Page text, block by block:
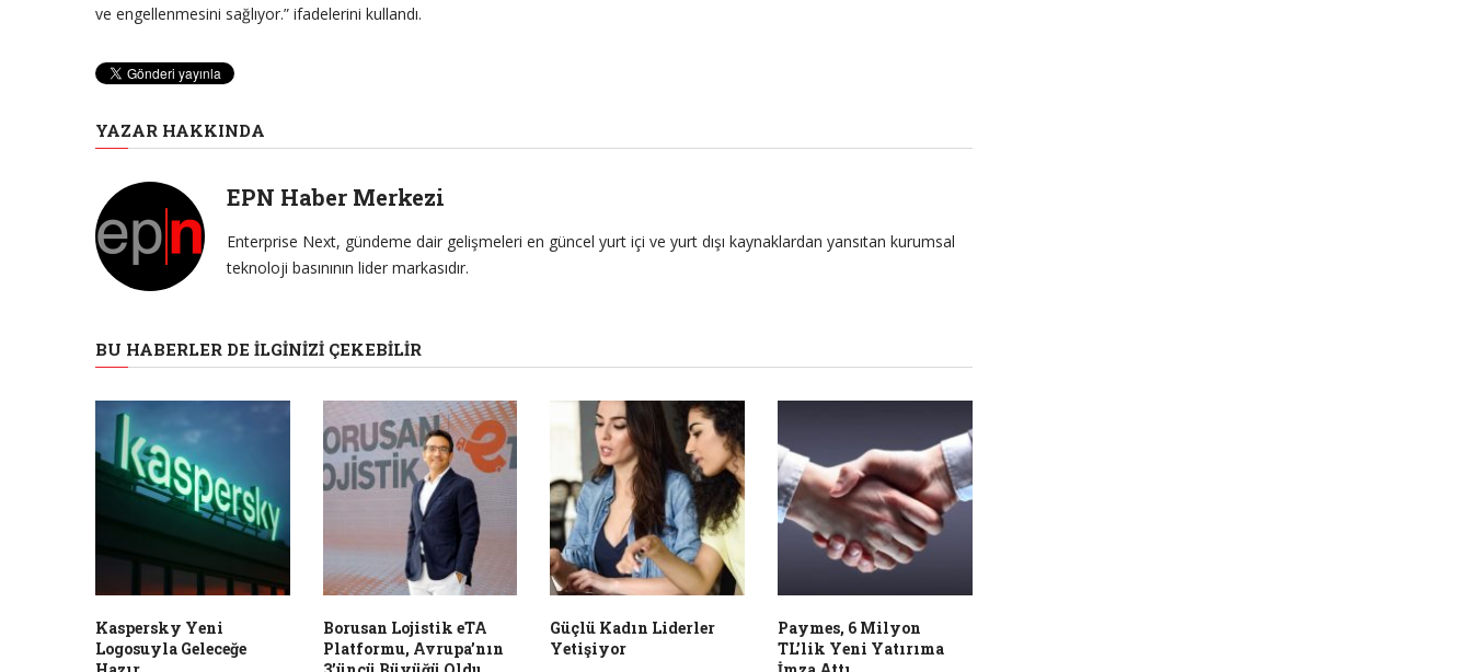
ve engellenmesini sağlıyor.” ifadelerini kullandı.
YAZAR HAKKINDA
EPN Haber Merkezi
Enterprise Next, gündeme dair gelişmeleri en güncel yurt içi ve yurt dışı kaynaklardan yansıtan kurumsal
teknoloji basınının lider markasıdır.
BU HABERLER DE İLGINIZI ÇEKEBILIR
Kaspersky Yeni
Logosuyla Geleceğe
Borusan Lojistik eTA
Platformu, Avrupa’nın
Güçlü Kadın Liderler
Yetişiyor
Paymes, 6 Milyon
TL’lik Yeni Yatırıma